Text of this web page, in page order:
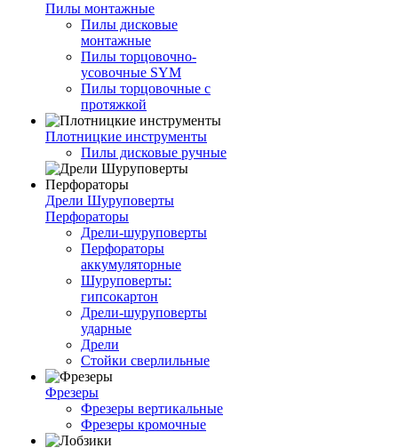
Пилы монтажные
Пилы дисковые
монтажные
Пилы торцовочно-
усовочные SYM
Пилы торцовочные с
протяжкой
Плотницкие инструменты
Пилы дисковые ручные
Дрели Шуруповерты
Перфораторы
Дрели-шуруповерты
Перфораторы
аккумуляторные
Шуруповерты:
гипсокартон
Дрели-шуруповерты
ударные
Дрели
Стойки сверлильные
Фрезеры
Фрезеры вертикальные
Фрезеры кромочные